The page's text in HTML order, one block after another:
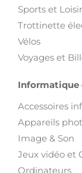
Sports et
Trottinette
Vélos
Voyages et
Accessoires
Appareils
Image & Son
Jeux vidéo et
Ordinateurs